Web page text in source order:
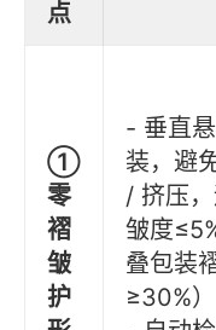
点
①
零
褶
皱
护
- 垂直
装，避
/ 挤压
皱度
叠包装
≥30%）